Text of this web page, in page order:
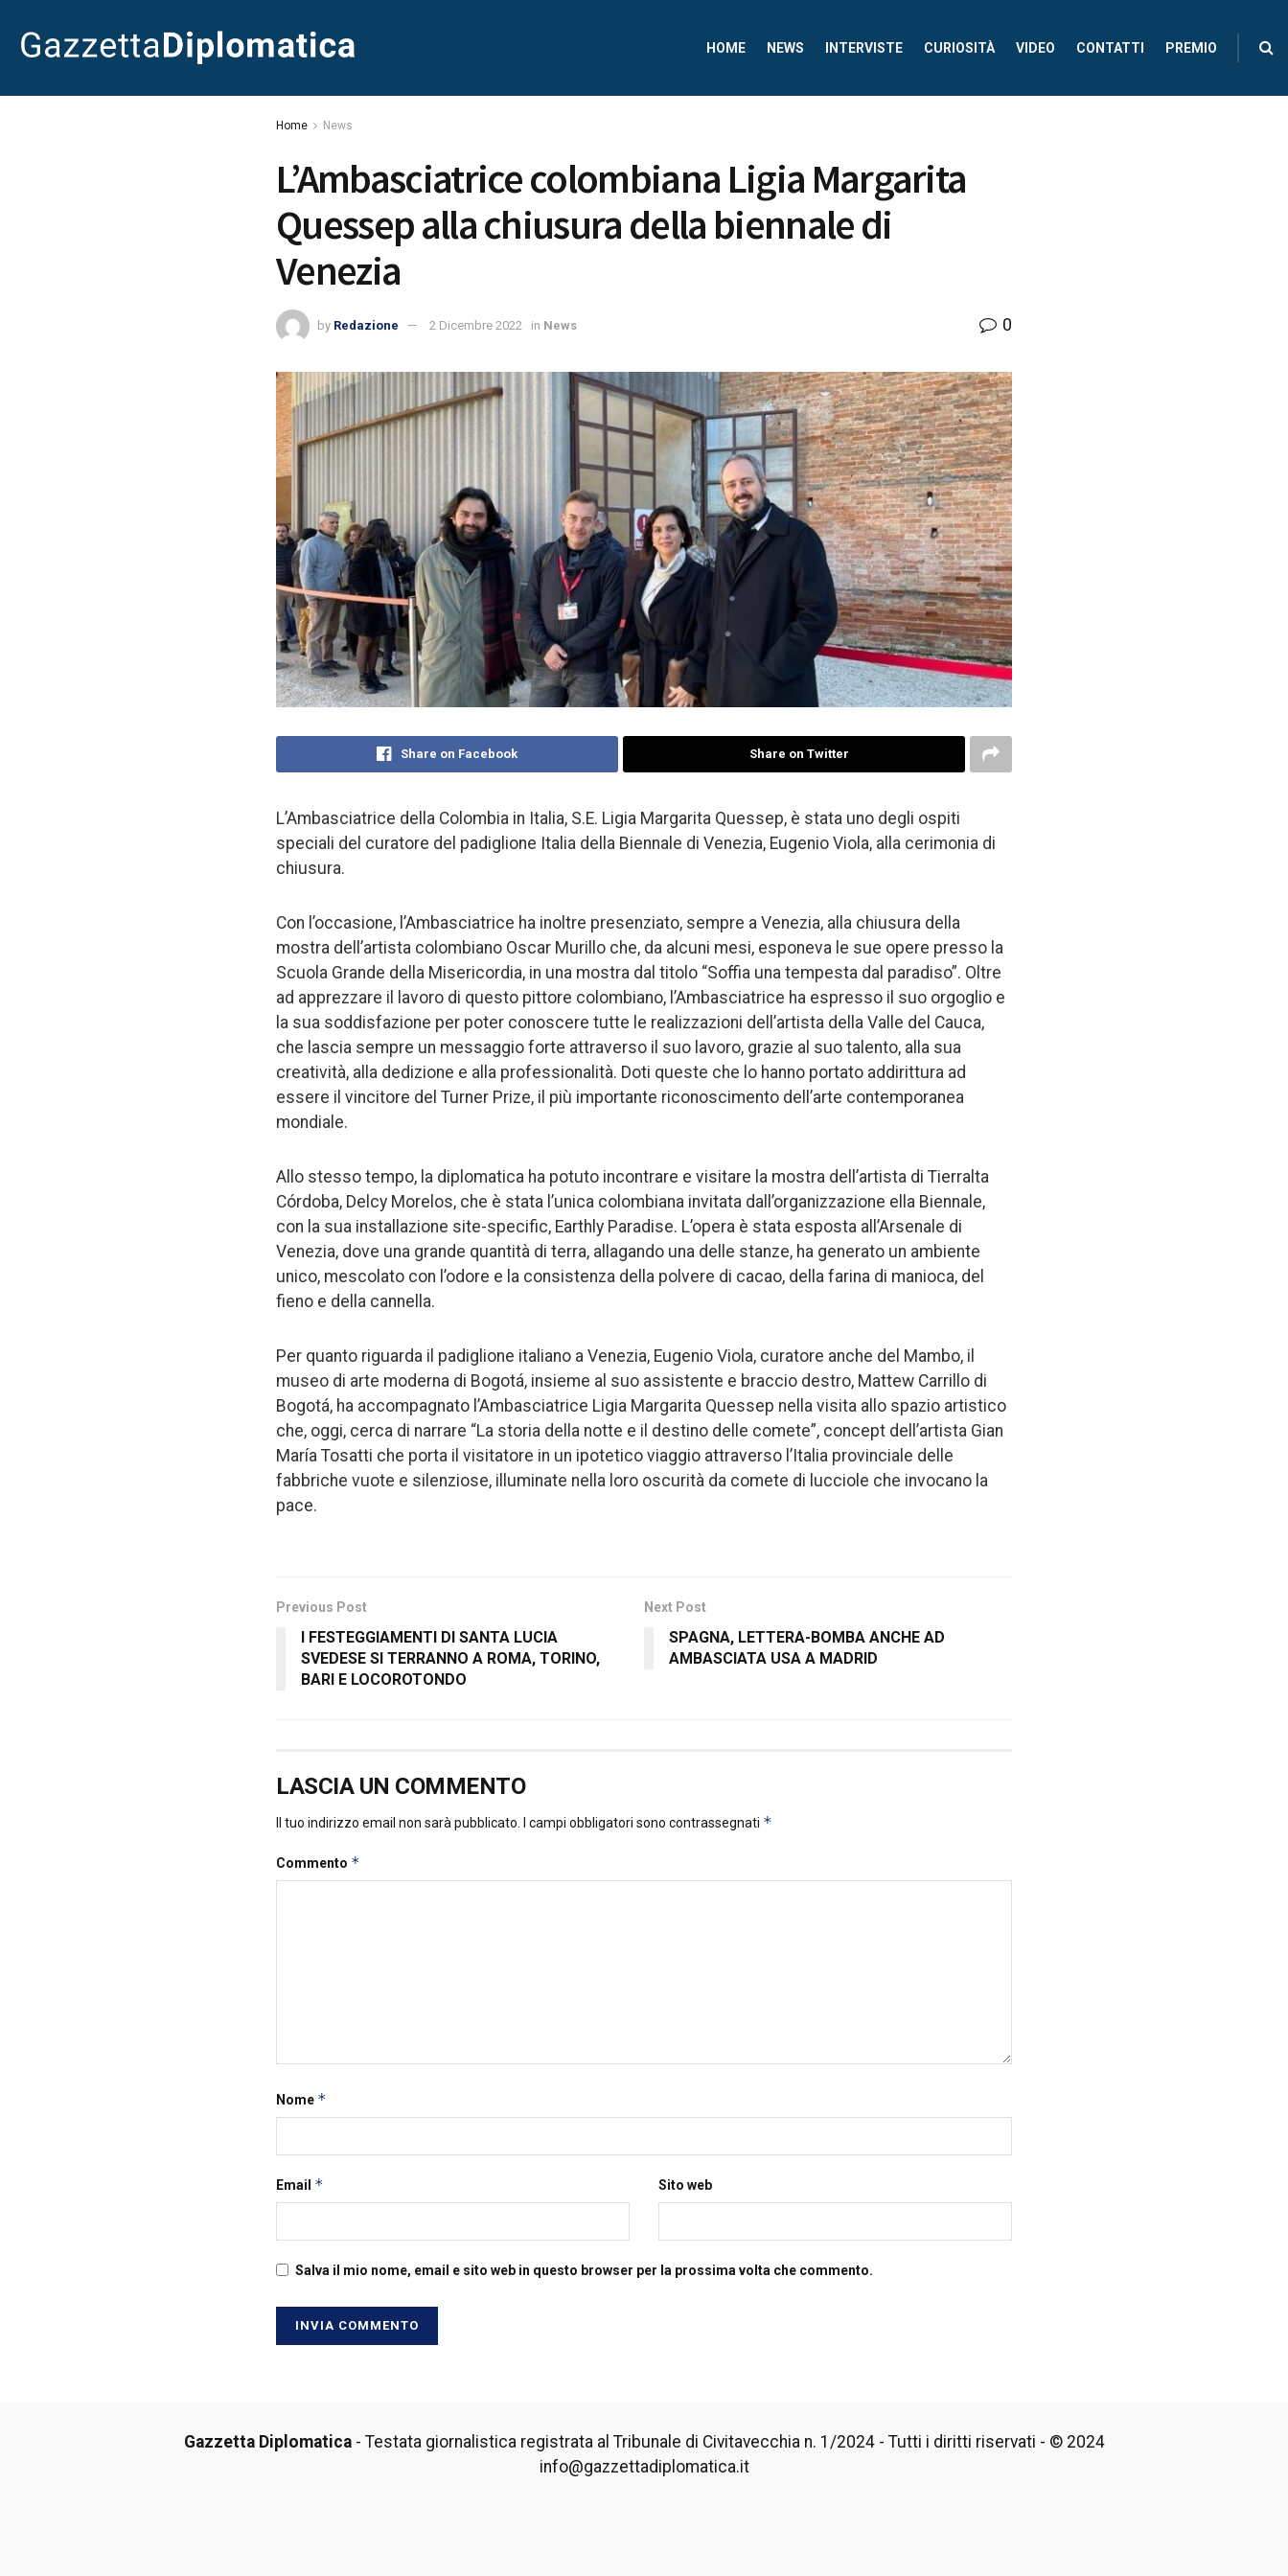
HOME NEWS INTERVISTE CURIOSITÀ VIDEO CONTATTI PREMIO
Home News
L’Ambasciatrice colombiana Ligia Margarita
Quessep alla chiusura della biennale di
Venezia
by Redazione 2 Dicembre 2022 in News 0
Share on Facebook Share on Twitter
L’Ambasciatrice della Colombia in Italia, S.E. Ligia Margarita Quessep, è stata uno degli ospiti
speciali del curatore del padiglione Italia della Biennale di Venezia, Eugenio Viola, alla cerimonia di
chiusura.
Con l’occasione, l’Ambasciatrice ha inoltre presenziato, sempre a Venezia, alla chiusura della
mostra dell’artista colombiano Oscar Murillo che, da alcuni mesi, esponeva le sue opere presso la
Scuola Grande della Misericordia, in una mostra dal titolo “Soffia una tempesta dal paradiso”. Oltre
ad apprezzare il lavoro di questo pittore colombiano, l’Ambasciatrice ha espresso il suo orgoglio e
la sua soddisfazione per poter conoscere tutte le realizzazioni dell’artista della Valle del Cauca,
che lascia sempre un messaggio forte attraverso il suo lavoro, grazie al suo talento, alla sua
creatività, alla dedizione e alla professionalità. Doti queste che lo hanno portato addirittura ad
essere il vincitore del Turner Prize, il più importante riconoscimento dell’arte contemporanea
mondiale.
Allo stesso tempo, la diplomatica ha potuto incontrare e visitare la mostra dell’artista di Tierralta
Córdoba, Delcy Morelos, che è stata l’unica colombiana invitata dall’organizzazione ella Biennale,
con la sua installazione site-specific, Earthly Paradise. L’opera è stata esposta all’Arsenale di
Venezia, dove una grande quantità di terra, allagando una delle stanze, ha generato un ambiente
unico, mescolato con l’odore e la consistenza della polvere di cacao, della farina di manioca, del
fieno e della cannella.
Per quanto riguarda il padiglione italiano a Venezia, Eugenio Viola, curatore anche del Mambo, il
museo di arte moderna di Bogotá, insieme al suo assistente e braccio destro, Mattew Carrillo di
Bogotá, ha accompagnato l’Ambasciatrice Ligia Margarita Quessep nella visita allo spazio artistico
che, oggi, cerca di narrare “La storia della notte e il destino delle comete”, concept dell’artista Gian
María Tosatti che porta il visitatore in un ipotetico viaggio attraverso l’Italia provinciale delle
fabbriche vuote e silenziose, illuminate nella loro oscurità da comete di lucciole che invocano la
pace.
Previous Post
I FESTEGGIAMENTI DI SANTA LUCIA
SVEDESE SI TERRANNO A ROMA, TORINO,
BARI E LOCOROTONDO
Next Post
SPAGNA, LETTERA-BOMBA ANCHE AD
AMBASCIATA USA A MADRID
LASCIA UN COMMENTO
Il tuo indirizzo email non sarà pubblicato. I campi obbligatori sono contrassegnati *
Commento *
Nome *
Email * Sito web
Salva il mio nome, email e sito web in questo browser per la prossima volta che commento.
Gazzetta Diplomatica- Testata giornalistica registrata al Tribunale di Civitavecchia n. 1/2024 - Tutti i diritti riservati - © 2024
info@gazzettadiplomatica.it